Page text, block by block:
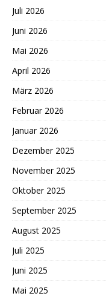
Juli 2026
Juni 2026
Mai 2026
April 2026
März 2026
Februar 2026
Januar 2026
Dezember 2025
November 2025
Oktober 2025
September 2025
August 2025
Juli 2025
Juni 2025
Mai 2025